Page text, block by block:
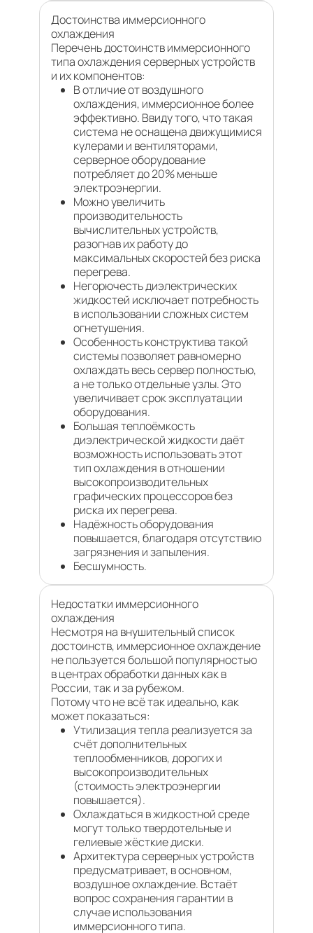
Достоинства иммерсионного
охлаждения
Перечень достоинств иммерсионного
типа охлаждения серверных устройств
и их компонентов:
В отличие от воздушного
охлаждения, иммерсионное более
эффективно. Ввиду того, что такая
система не оснащена движущимися
кулерами и вентиляторами,
серверное оборудование
потребляет до 20% меньше
электроэнергии.
Можно увеличить
производительность
вычислительных устройств,
разогнав их работу до
максимальных скоростей без риска
перегрева.
Негорючесть диэлектрических
жидкостей исключает потребность
в использовании сложных систем
огнетушения.
Особенность конструктива такой
системы позволяет равномерно
охлаждать весь сервер полностью,
а не только отдельные узлы. Это
увеличивает срок эксплуатации
оборудования.
Большая теплоёмкость
диэлектрической жидкости даёт
возможность использовать этот
тип охлаждения в отношении
высокопроизводительных
графических процессоров без
риска их перегрева.
Надёжность оборудования
повышается, благодаря отсутствию
загрязнения и запыления.
Бесшумность.
Недостатки иммерсионного
охлаждения
Несмотря на внушительный список
достоинств, иммерсионное охлаждение
не пользуется большой популярностью
в центрах обработки данных как в
России, так и за рубежом.
Потому что не всё так идеально, как
может показаться:
Утилизация тепла реализуется за
счёт дополнительных
теплообменников, дорогих и
высокопроизводительных
(стоимость электроэнергии
повышается).
Охлаждаться в жидкостной среде
могут только твердотельные и
гелиевые жёсткие диски.
Архитектура серверных устройств
предусматривает, в основном,
воздушное охлаждение. Встаёт
вопрос сохранения гарантии в
случае использования
иммерсионного типа.